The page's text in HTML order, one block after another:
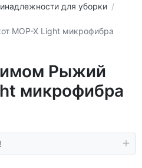
для уборки
MOP-X Light микрофибра
Рыжий
микрофибра